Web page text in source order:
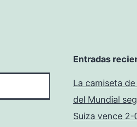
Entradas
La camiseta
del Mundial
Suiza vence